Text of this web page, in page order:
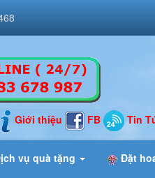
Giới thiệu FB Tin
vụ quà tặng Đặt